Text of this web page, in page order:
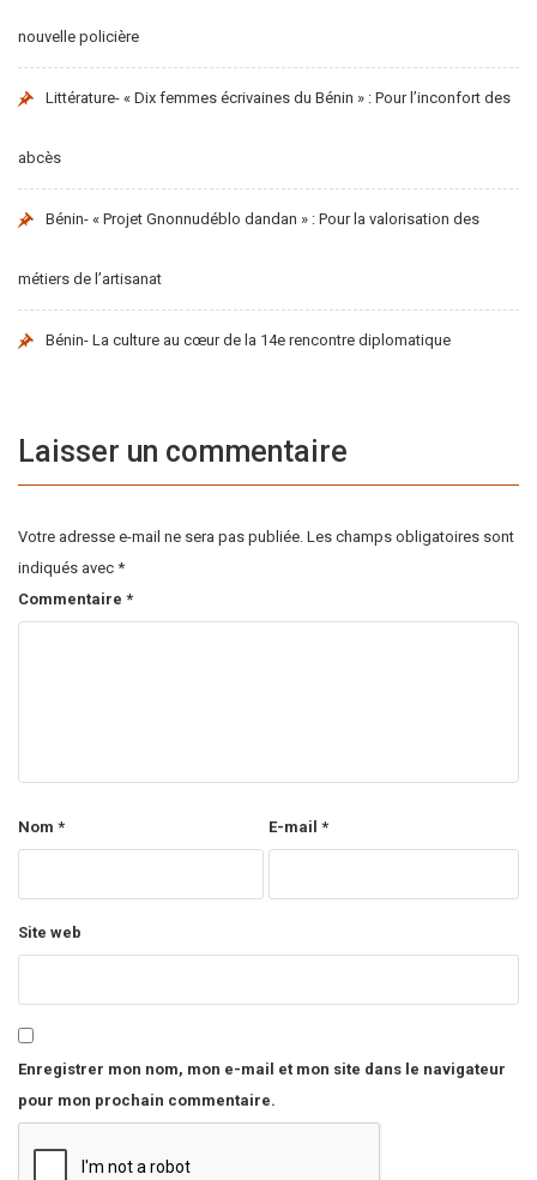
nouvelle policière
Littérature- « Dix femmes écrivaines du Bénin » : Pour l’inconfort des
abcès
Bénin- « Projet Gnonnudéblo dandan » : Pour la valorisation des
métiers de l’artisanat
Bénin- La culture au cœur de la 14e rencontre diplomatique
Laisser un commentaire
Votre adresse e-mail ne sera pas publiée. Les champs obligatoires sont
indiqués avec *
Commentaire *
Nom * E-mail *
Site web
Enregistrer mon nom, mon e-mail et mon site dans le navigateur
pour mon prochain commentaire.